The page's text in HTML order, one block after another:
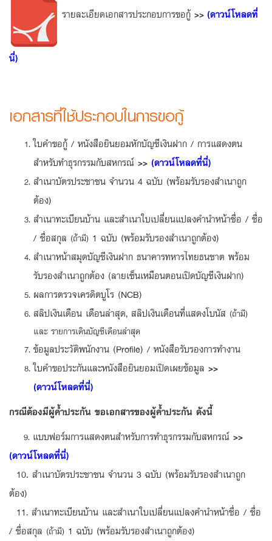
รายละเอียดเอกสารประกอบการขอกู้>> (ดาวน์โหลดที่
นี่)
เอกสารที่ใช้ประกอบในการขอกู้
ใบคำขอกู้ / หนังสือยินยอมหักบัญชีเงินฝาก / การแสดงตน
สำหรับทำธุรกรรมกับสหกรณ์ >> (ดาวน์โหลดที่นี่)
สำเนาบัตรประชาชน จำนวน 4 ฉบับ (พร้อมรับรองสำเนาถูก
ต้อง)
สำเนาทะเบียนบ้าน และสำเนาใบเปลี่ยนแปลงคำนำหน้าชื่อ / ชื่อ
/ ชื่อสกุล (ถ้ามี) 1 ฉบับ (พร้อมรับรองสำเนาถูกต้อง)
สำเนาหน้าสมุดบัญชีเงินฝาก ธนาคารทหารไทยธนชาต พร้อม
รับรองสำเนาถูกต้อง (ลายเซ็นเหมือนตอนเปิดบัญชีเงินฝาก)
ผลการตรวจเครดิตบูโร (NCB)
สลิปเงินเดือน เดือนล่าสุด, สลิปเงินเดือนที่แสดงโบนัส (ถ้ามี)
และ รายการเดินบัญชีเดือนล่าสุด
ข้อมูลประวัติพนักงาน (Profile) / หนังสือรับรองการทำงาน
ใบคำขอประกันและหนังสือยินยอมเปิดเผยข้อมูล >>
(ดาวน์โหลดที่นี่)
กรณีต้องมีผู้ค้ำประกัน ขอเอกสารของผู้ค้ำประกัน ดังนี้
9. แบบฟอร์มการแสดงตนสำหรับการทำธุรกรรมกับสหกรณ์ >>
(ดาวน์โหลดที่นี่)
10. สำเนาบัตรประชาชน จำนวน 3 ฉบับ (พร้อมรับรองสำเนาถูก
ต้อง)
11. สำเนาทะเบียนบ้าน และสำเนาใบเปลี่ยนแปลงคำนำหน้าชื่อ / ชื่อ
/ ชื่อสกุล (ถ้ามี) 1 ฉบับ (พร้อมรับรองสำเนาถูกต้อง)